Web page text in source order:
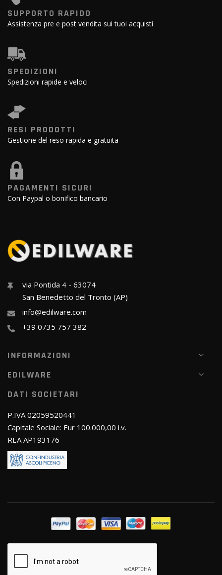
SUPPORTO RAPIDO
Assistenza pre e post vendita sui tuoi acquisti
SPEDIZIONI
Spedizioni rapide e veloci
RESI PRODOTTI
Gestione del reso rapida e gratuita
PAGAMENTI SICURI
Con Paypal o bonifico bancario
via Pontida 4 - 63074
San Benedetto del Tronto (AP)
info@edilware.com
+39 0735 757 382
INFORMAZIONI
EDILWARE
DATI SOCIETARI
P.IVA 02059520441
Capitale Sociale: Eur 100.000,00 i.v.
REA AP193176